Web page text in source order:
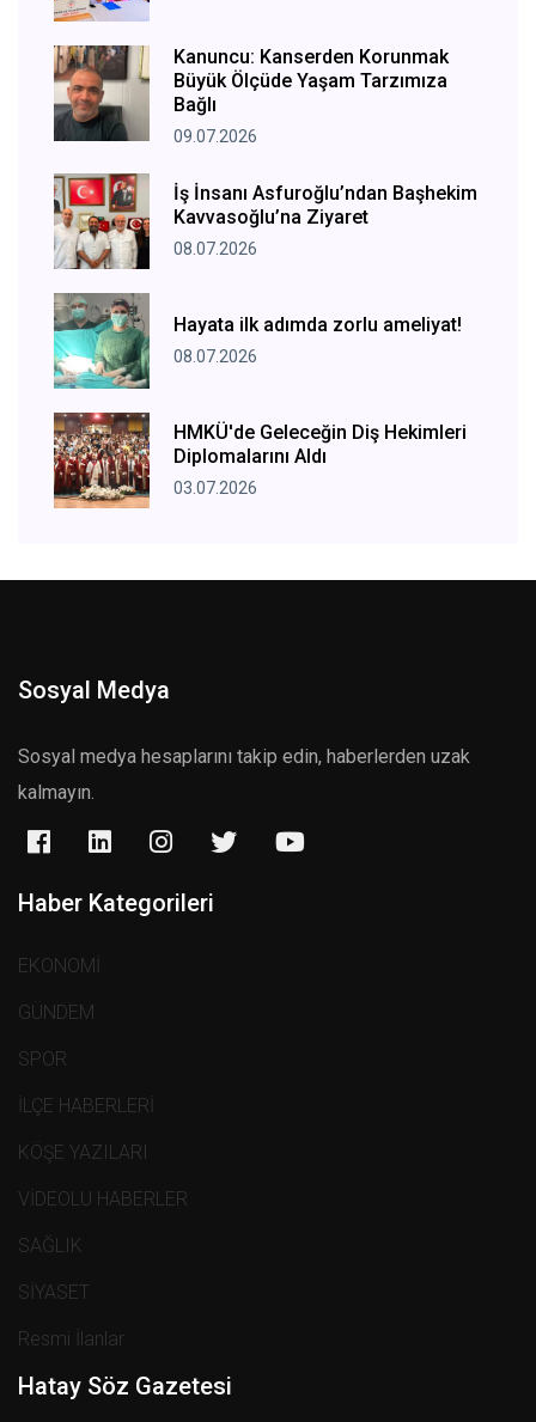
Kanuncu: Kanserden Korunmak
Büyük Ölçüde Yaşam Tarzımıza
Bağlı
09.07.2026
İş İnsanı Asfuroğlu’ndan Başhekim
Kavvasoğlu’na Ziyaret
08.07.2026
Hayata ilk adımda zorlu ameliyat!
08.07.2026
HMKÜ'de Geleceğin Diş Hekimleri
Diplomalarını Aldı
03.07.2026
Sosyal Medya
Sosyal medya hesaplarını takip edin, haberlerden uzak
kalmayın.
Haber Kategorileri
EKONOMİ
GÜNDEM
SPOR
İLÇE HABERLERİ
KÖŞE YAZILARI
VİDEOLU HABERLER
SAĞLIK
SİYASET
Resmi İlanlar
Hatay Söz Gazetesi